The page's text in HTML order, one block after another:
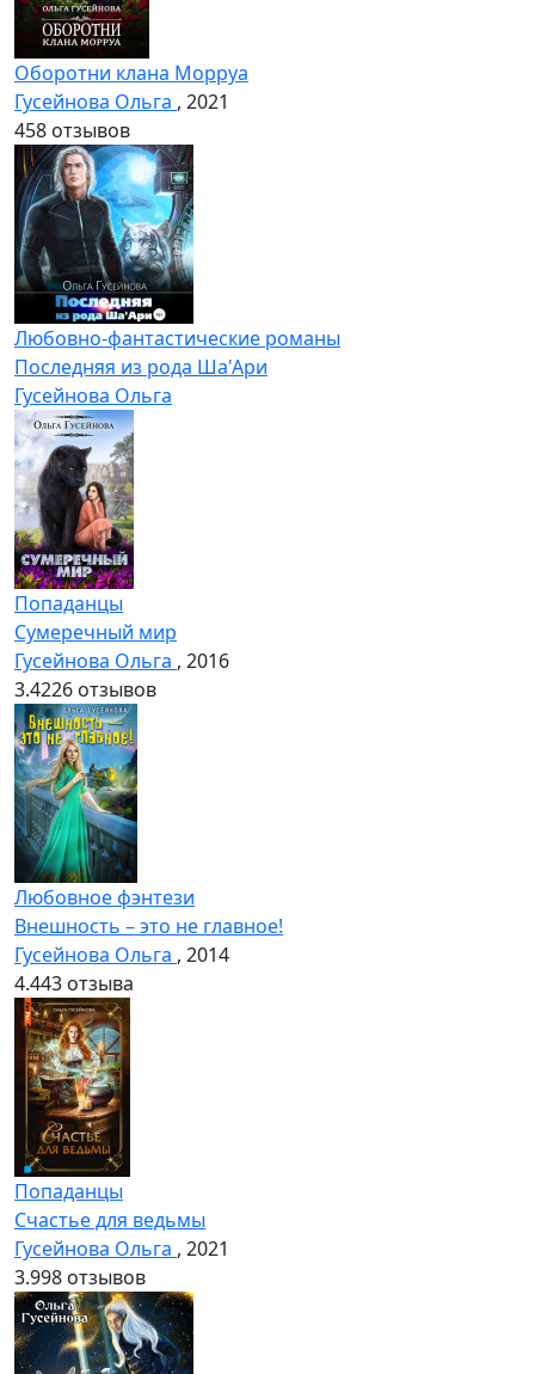
Оборотни клана Морруа
Гусейнова Ольга , 2021
458 отзывов
Любовно-фантастические романы
Последняя из рода Ша'Ари
Гусейнова Ольга
Попаданцы
Сумеречный мир
Гусейнова Ольга , 2016
3.4226 отзывов
Любовное фэнтези
Внешность – это не главное!
Гусейнова Ольга , 2014
4.443 отзыва
Попаданцы
Счастье для ведьмы
Гусейнова Ольга , 2021
3.998 отзывов